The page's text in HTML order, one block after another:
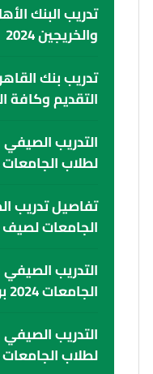
تدريب البنك
والخريجين 2024
التقديم وكافة
لطلاب الجامعات 2024
تفاصيل تدريب
الجامعات لصيف 2024
الجامعات 2024 براتب شهري
لطلاب الجامعات 2024